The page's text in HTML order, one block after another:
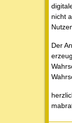
nicht
Der